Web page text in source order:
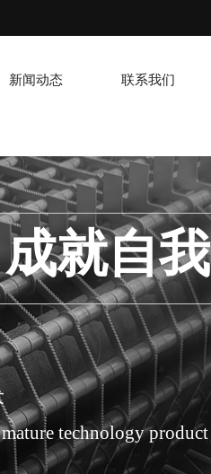
新闻动态 联系我们
就自我
technology product